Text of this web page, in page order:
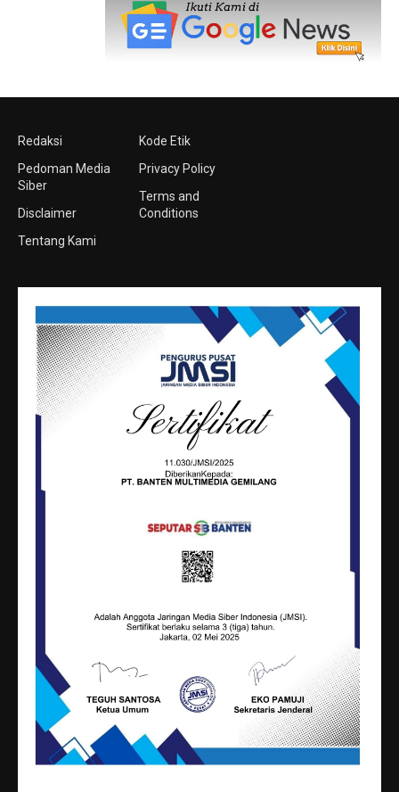
Redaksi
Pedoman Media
Siber
Disclaimer
Tentang Kami
Kode Etik
Privacy Policy
Terms and
Conditions